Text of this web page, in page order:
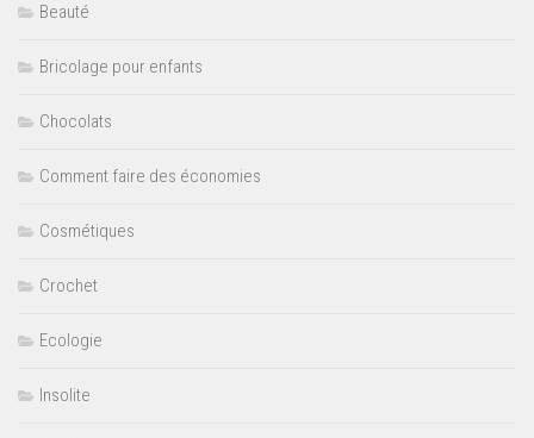
Beauté
Bricolage pour enfants
Chocolats
Comment faire des économies
Cosmétiques
Crochet
Ecologie
Insolite